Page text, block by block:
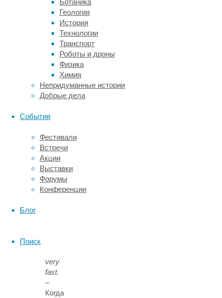
Ботаника
Геология
История
Технологии
Транспорт
Роботы и дроны
Физика
Химия
Непридуманные истории
Добрые дела
События
Фестивали
Встречи
Акции
Выставки
Форумы
Конференции
Блог
Поиск
этим
заданием?
Could
это
вежливая
форма
или
прошедшая
форма.
✅
When
I
very
fast.
–
Когда